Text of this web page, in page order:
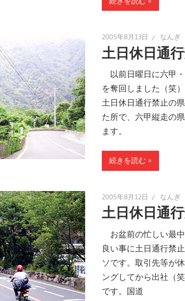
2005年8月13日 なんぎ
土日休日通行
以前日曜日に六甲
を奪回しました（笑
土日休日通行禁止の
た所で、六甲縦走の
ます。
続きを読む
2005年8月12日 なんぎ
土日休日通行
お盆前の忙しい最
良い事に土日通行禁
ソです。取引先等が
ングしてから出社（
です。国道